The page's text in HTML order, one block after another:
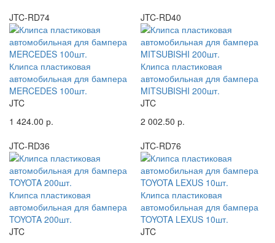
JTC-RD74
Клипса пластиковая
автомобильная для бампера
MERCEDES 100шт.
JTC
1 424.00 р.
JTC-RD40
Клипса пластиковая
автомобильная для бампера
MITSUBISHI 200шт.
JTC
2 002.50 р.
JTC-RD36
Клипса пластиковая
автомобильная для бампера
TOYOTA 200шт.
JTC
JTC-RD76
Клипса пластиковая
автомобильная для бампера
TOYOTA LEXUS 10шт.
JTC